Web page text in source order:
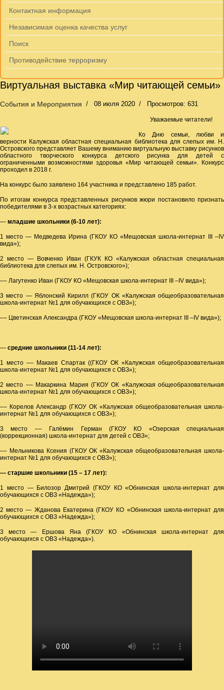
Контактная информация
Независимая оценка качества услуг
Поиск
Противодействие терроризму
Виртуальная выставка «Мир читающей семьи»
События и Мероприятия 08 июля 2020 Просмотров: 631
Уважаемые читатели!
Ко Дню семьи, любви и
верности Калужская областная специальная библиотека для слепых им. Н.
Островского представляет Вашему вниманию виртуальную выставку рисунков
областного творческого конкурса детского рисунка для детей с
ограниченными возможностями здоровья «Мир читающей семьи». Конкурс
проходил в 2018 г.
На конкурс было заявлено 164 участника и представлено 185 работ.
По итогам конкурса представленных рисунков жюри постановило признать
победителями в 3-х возрастных категориях:
— младшие школьники (6-10 лет):
1 место — Медведева Ирина (ГКОУ КО «Мещовская школа-интернат III –IV
вида»);
2 место — Вовченко Иван (ГКУК КО «Калужская областная специальная
библиотека для слепых им. Н. Островского»);
–– Лагутенко Иван (ГКОУ КО «Мещовская школа-интернат III –IV вида»);
3 место — Яблонский Кирилл (ГКОУ ОК «Калужская общеобразовательная
школа-интернат №1 для обучающихся с ОВЗ»);
–– Цветинская Александра (ГКОУ «Мещовская школа-интернат III –IV вида»);
— средние школьники (11-14 лет):
1 место –– Макаев Спартак ((ГКОУ ОК «Калужская общеобразовательная
школа-интернат №1 для обучающихся с ОВЗ»);
2 место –– Макаркина Мария (ГКОУ ОК «Калужская общеобразовательная
школа-интернат №1 для обучающихся с ОВЗ»);
–– Корелов Александр (ГКОУ ОК «Калужская общеобразовательная школа-
интернат №1 для обучающихся с ОВЗ»);
3 место –– Галёмин Герман (ГКОУ КО «Озерская специальная
(коррекционная) школа-интернат для детей с ОВЗ»;
–– Мельникова Ксения (ГКОУ ОК «Калужская общеобразовательная школа-
интернат №1 для обучающихся с ОВЗ»);
— старшие школьники (15 – 17 лет):
1 место — Билозор Дмитрий (ГКОУ КО «Обнинская школа-интернат для
обучающихся с ОВЗ «Надежда»);
2 место — Жданова Екатерина (ГКОУ КО «Обнинская школа-интернат для
обучающихся с ОВЗ «Надежда»);
3 место — Ершова Яна (ГКОУ КО «Обнинская школа-интернат для
обучающихся с ОВЗ «Надежда»).